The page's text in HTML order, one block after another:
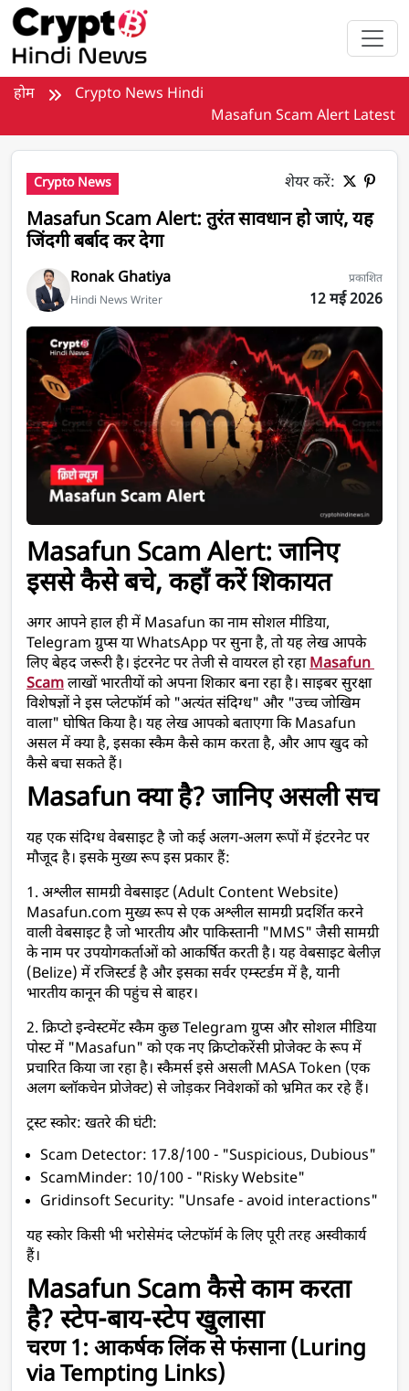
मुख्य सामग्री पर जाएँ
होम
Crypto News Hindi
Masafun Scam Alert Latest
Crypto News शेयर करें:
Masafun Scam Alert: तुरंत सावधान हो जाएं, यह
जिंदगी बर्बाद कर देगा
Ronak Ghatiya
Hindi News Writer
प्रकाशित
12 मई 2026
Masafun Scam Alert
Masafun Scam Alert: जानिए
इससे कैसे बचे, कहाँ करें शिकायत
अगर आपने हाल ही में Masafun का नाम सोशल मीडिया,
Telegram ग्रुप्स या WhatsApp पर सुना है, तो यह लेख आपके
लिए बेहद जरूरी है। इंटरनेट पर तेजी से वायरल हो रहा Masafun
Scam लाखों भारतीयों को अपना शिकार बना रहा है। साइबर सुरक्षा
विशेषज्ञों ने इस प्लेटफॉर्म को "अत्यंत संदिग्ध" और "उच्च जोखिम
वाला" घोषित किया है। यह लेख आपको बताएगा कि Masafun
असल में क्या है, इसका स्कैम कैसे काम करता है, और आप खुद को
कैसे बचा सकते हैं।
Masafun क्या है? जानिए असली सच
यह एक संदिग्ध वेबसाइट है जो कई अलग-अलग रूपों में इंटरनेट पर
मौजूद है। इसके मुख्य रूप इस प्रकार हैं:
1. अश्लील सामग्री वेबसाइट (Adult Content Website)
Masafun.com मुख्य रूप से एक अश्लील सामग्री प्रदर्शित करने
वाली वेबसाइट है जो भारतीय और पाकिस्तानी "MMS" जैसी सामग्री
के नाम पर उपयोगकर्ताओं को आकर्षित करती है। यह वेबसाइट बेलीज़
(Belize) में रजिस्टर्ड है और इसका सर्वर एम्स्टर्डम में है, यानी
भारतीय कानून की पहुंच से बाहर।
2. क्रिप्टो इन्वेस्टमेंट स्कैम कुछ Telegram ग्रुप्स और सोशल मीडिया
पोस्ट में "Masafun" को एक नए क्रिप्टोकरेंसी प्रोजेक्ट के रूप में
प्रचारित किया जा रहा है। स्कैमर्स इसे असली MASA Token (एक
अलग ब्लॉकचेन प्रोजेक्ट) से जोड़कर निवेशकों को भ्रमित कर रहे हैं।
ट्रस्ट स्कोर: खतरे की घंटी:
Scam Detector: 17.8/100 - "Suspicious, Dubious"
ScamMinder: 10/100 - "Risky Website"
Gridinsoft Security: "Unsafe - avoid interactions"
यह स्कोर किसी भी भरोसेमंद प्लेटफॉर्म के लिए पूरी तरह अस्वीकार्य
हैं।
Masafun Scam कैसे काम करता
है? स्टेप-बाय-स्टेप खुलासा
चरण 1: आकर्षक लिंक से फंसाना (Luring
via Tempting Links)